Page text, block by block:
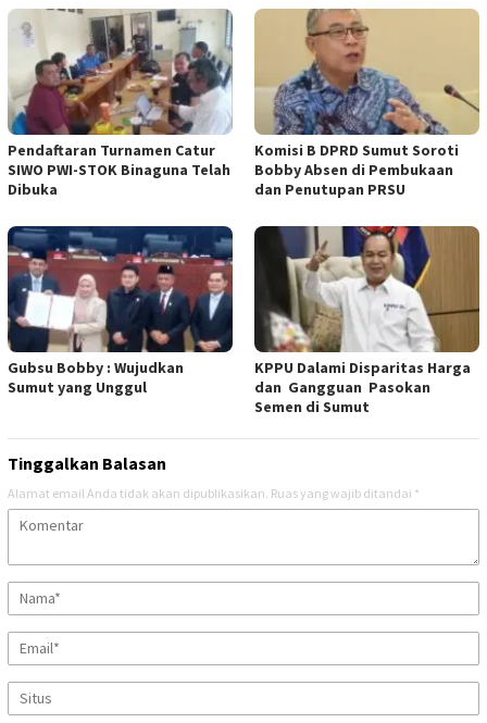
Pendaftaran Turnamen Catur
SIWO PWI-STOK Binaguna Telah
Dibuka
Komisi B DPRD Sumut Soroti
Bobby Absen di Pembukaan
dan Penutupan PRSU
Gubsu Bobby : Wujudkan
Sumut yang Unggul
KPPU Dalami Disparitas Harga
dan Gangguan Pasokan
Semen di Sumut
Tinggalkan Balasan
Alamat email Anda tidak akan dipublikasikan. Ruas yang wajib ditandai *